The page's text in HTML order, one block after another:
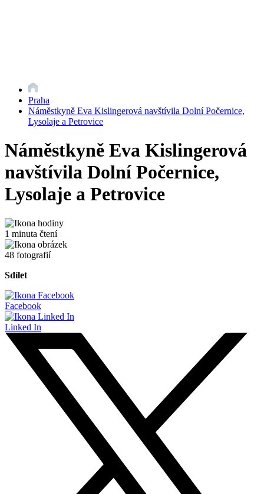
Praha
Náměstkyně Eva Kislingerová navštívila Dolní Počernice,
Lysolaje a Petrovice
Náměstkyně Eva Kislingerová
navštívila Dolní Počernice,
Lysolaje a Petrovice
1 minuta čtení
48 fotografií
Sdílet
Facebook
Linked In